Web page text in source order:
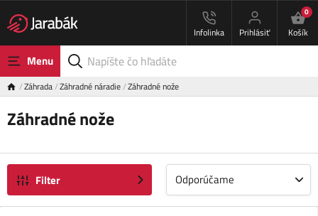
Infolinka Prihlásiť
0
Košík
Menu
Záhrada Záhradné náradie Záhradné nože
Záhradné nože
Filter Odporúčame